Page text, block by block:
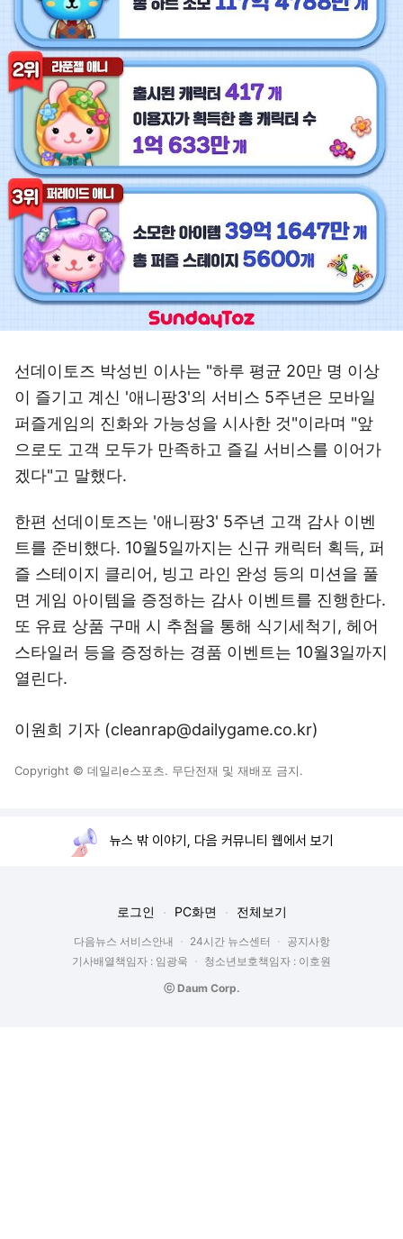
선데이토즈 박성빈 이사는 "하루 평균 20만 명 이상
이 즐기고 계신 '애니팡3'의 서비스 5주년은 모바일
퍼즐게임의 진화와 가능성을 시사한 것"이라며 "앞
으로도 고객 모두가 만족하고 즐길 서비스를 이어가
겠다"고 말했다.
한편 선데이토즈는 '애니팡3' 5주년 고객 감사 이벤
트를 준비했다. 10월5일까지는 신규 캐릭터 획득, 퍼
즐 스테이지 클리어, 빙고 라인 완성 등의 미션을 풀
면 게임 아이템을 증정하는 감사 이벤트를 진행한다.
또 유료 상품 구매 시 추첨을 통해 식기세척기, 헤어
스타일러 등을 증정하는 경품 이벤트는 10월3일까지
열린다.
이원희 기자 (cleanrap@dailygame.co.kr)
Copyright © 데일리e스포츠. 무단전재 및 재배포 금지.
뉴스 밖 이야기, 다음 커뮤니티 웹에서 보기
로그인 PC화면 전체보기
다음뉴스 서비스안내 24시간 뉴스센터
공지사항
기사배열책임자 : 임광욱
청소년보호책임자 : 이호원
ⓒ Daum Corp.